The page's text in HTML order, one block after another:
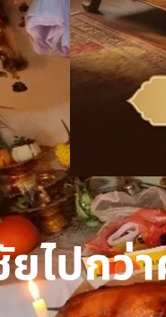
ไปกว่